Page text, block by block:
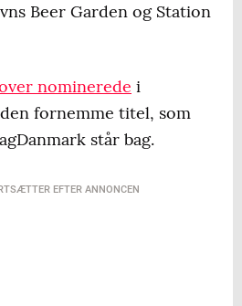
Beer Garden og Station
nominerede i
fornemme titel, som
står bag.
EFTER ANNONCEN